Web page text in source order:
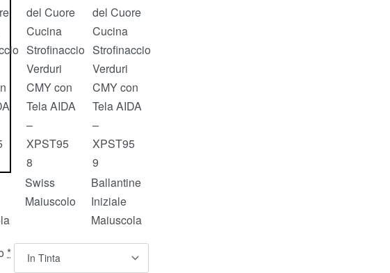
Swiss
Maiuscolo
Ballantine
Iniziale
Maiuscola
*